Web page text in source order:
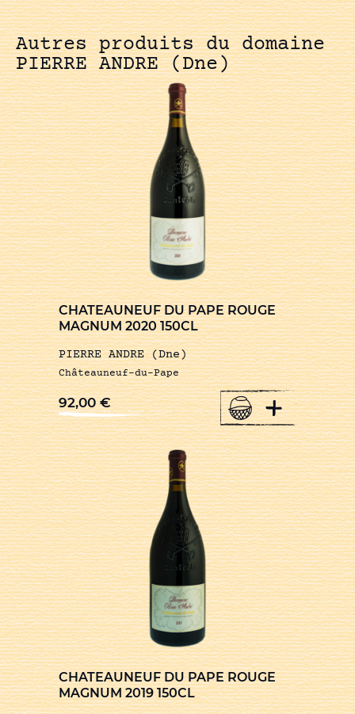
Autres produits du domaine
PIERRE ANDRE (Dne)
CHATEAUNEUF DU PAPE ROUGE
MAGNUM 2020 150CL
PIERRE ANDRE (Dne)
Châteauneuf-du-Pape
92,00€ +
CHATEAUNEUF DU PAPE ROUGE
MAGNUM 2019 150CL